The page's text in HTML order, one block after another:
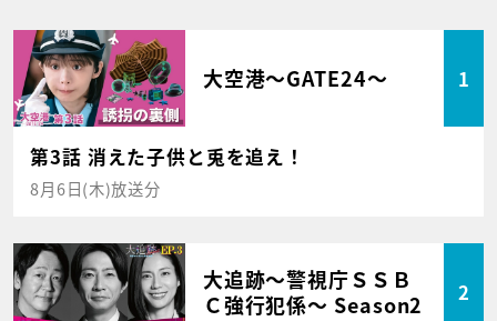
大空港～GATE24～ 1
第3話 消えた子供と兎を追え！
8月6日(木)放送分
大追跡～警視庁ＳＳＢ
Ｃ強行犯係～ Season2
2